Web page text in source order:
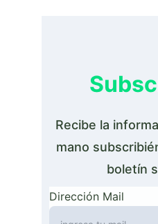
Recibe la
mano
boletín
Dirección Mail